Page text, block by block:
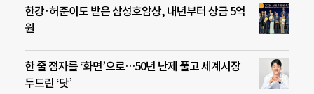
한강·허준이도 받은 삼성호암상, 내년부터 상금 5억
원
한 줄 점자를 ‘화면’으로…50년 난제 풀고 세계시장
두드린 ‘닷’